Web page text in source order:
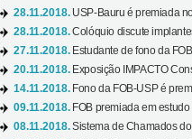
28.11.2018. USP-Bauru é premiada
28.11.2018.Colóquio discute
27.11.2018. Estudante de fono da
20.11.2018. Exposição IMPACTO
14.11.2018. Fono da FOB-USP é
09.11.2018. FOB premiada em estudo
08.11.2018.Sistema de Chamados